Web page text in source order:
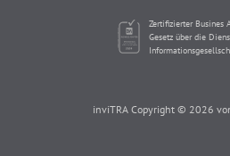
Zertifizierter Busines
Gesetz über die
inviTRA Copyright © 2026